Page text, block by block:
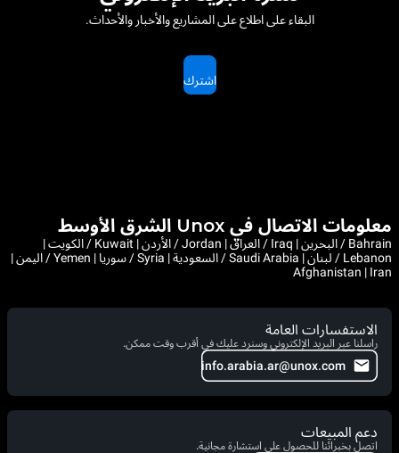
البقاء على اطلاع على المشاريع والأخبار والأحداث.
اشترك
معلومات الاتصال في Unox الشرق الأوسط
Bahrain / البحرين | Iraq / العراق | Jordan / الأردن | Kuwait / الكويت |
Lebanon / لبنان | Saudi Arabia / السعودية | Syria / سوريا | Yemen / اليمن |
Afghanistan | Iran
الاستفسارات العامة
راسلنا عبر البريد الإلكتروني وسنرد عليك في أقرب وقت ممكن.
info.arabia.ar@unox.com
دعم المبيعات
اتصل بخبرائنا للحصول على استشارة مجانية.